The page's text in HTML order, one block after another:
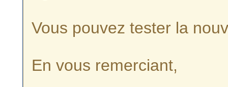
Vous pouvez tester la
En vous remerciant,